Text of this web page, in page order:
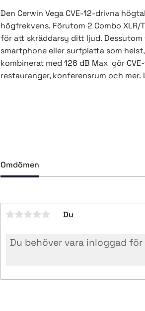
Den Cerwin Vega CVE-12-drivna
högfrekvens. Förutom 2 Combo
för att skräddarsy ditt ljud.
smartphone eller surfplatta som
kombinerat med 126 dB Max gör
restauranger, konferensrum och mer.
Omdömen
Du